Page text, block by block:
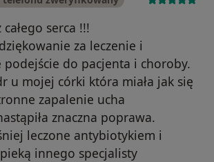
serca !!!
za leczenie i
do pacjenta i choroby.
u mojej córki która miała jak się
zapalenie ucha
znaczna poprawa.
leczone antybiotykiem i
innego specjalisty